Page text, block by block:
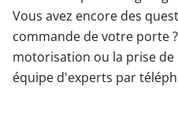
Vous avez encore des
commande de votre porte
motorisation ou la prise
équipe d'experts par